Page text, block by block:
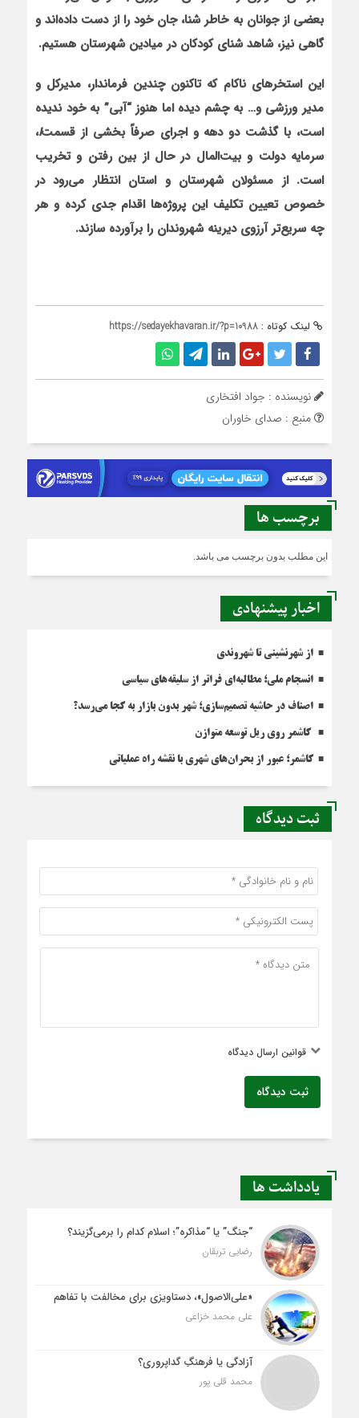
بعضی از جوانان به خاطر شنا، جان خود را از دست داده‌اند و
گاهی نیز، شاهد شنای کودکان در میادین شهرستان هستیم.
این استخرهای ناکام که تاکنون چندین فرماندار، مدیرکل و
مدیر ورزشی و… به چشم دیده اما هنوز “آبی” به خود ندیده
است، با گذشت دو دهه و اجرای صرفاً بخشی از قسمت‌ا،
سرمایه دولت و بیت‌المال در حال از بین رفتن و تخریب
است. از مسئولان شهرستان و استان انتظار می‌رود در
خصوص تعیین تکلیف این پروژه‌ها اقدام جدی کرده و هر
چه سریع‌تر آرزوی دیرینه شهروندان را برآورده سازند.
لینک کوتاه : https://sedayekhavaran.ir/?p=10988
نویسنده : جواد افتخاری
منبع : صدای خاوران
برچسب ها
این مطلب بدون برچسب می باشد.
اخبار پیشنهادی
از شهرنشینی تا شهروندی
انسجام ملی؛ مطالبه‌ای فراتر از سلیقه‌های سیاسی
اصناف در حاشیه تصمیم‌سازی؛ شهر بدون بازار به کجا می‌رسد؟
کاشمر روی ریل توسعه متوازن
کاشمر؛ عبور از بحران‌های شهری با نقشه راه عملیاتی
ثبت دیدگاه
قوانین ارسال دیدگاه
ثبت دیدگاه
یادداشت ها
“جنگ” یا “مذاکره”؛ اسلام کدام را برمی‌گزیند؟
رضایی تربقان
«علی‌الاصول»، دستاویزی برای مخالفت با تفاهم
علی محمد خزاعی
آزادگی یا فرهنگِ گداپروری؟
محمد قلی پور